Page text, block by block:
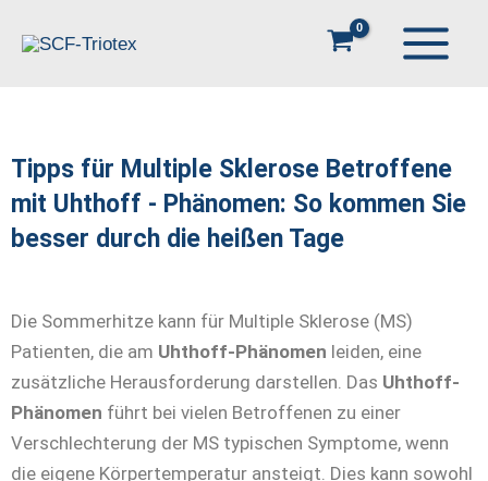
Inhalt
Tipps für Multiple Sklerose Betroffene
mit Uhthoff - Phänomen: So kommen Sie
besser durch die heißen Tage
Die Sommerhitze kann für Multiple Sklerose (MS)
Patienten, die am Uhthoff-Phänomen leiden, eine
zusätzliche Herausforderung darstellen. Das Uhthoff-
Phänomen führt bei vielen Betroffenen zu einer
Verschlechterung der MS typischen Symptome, wenn
die eigene Körpertemperatur ansteigt. Dies kann sowohl